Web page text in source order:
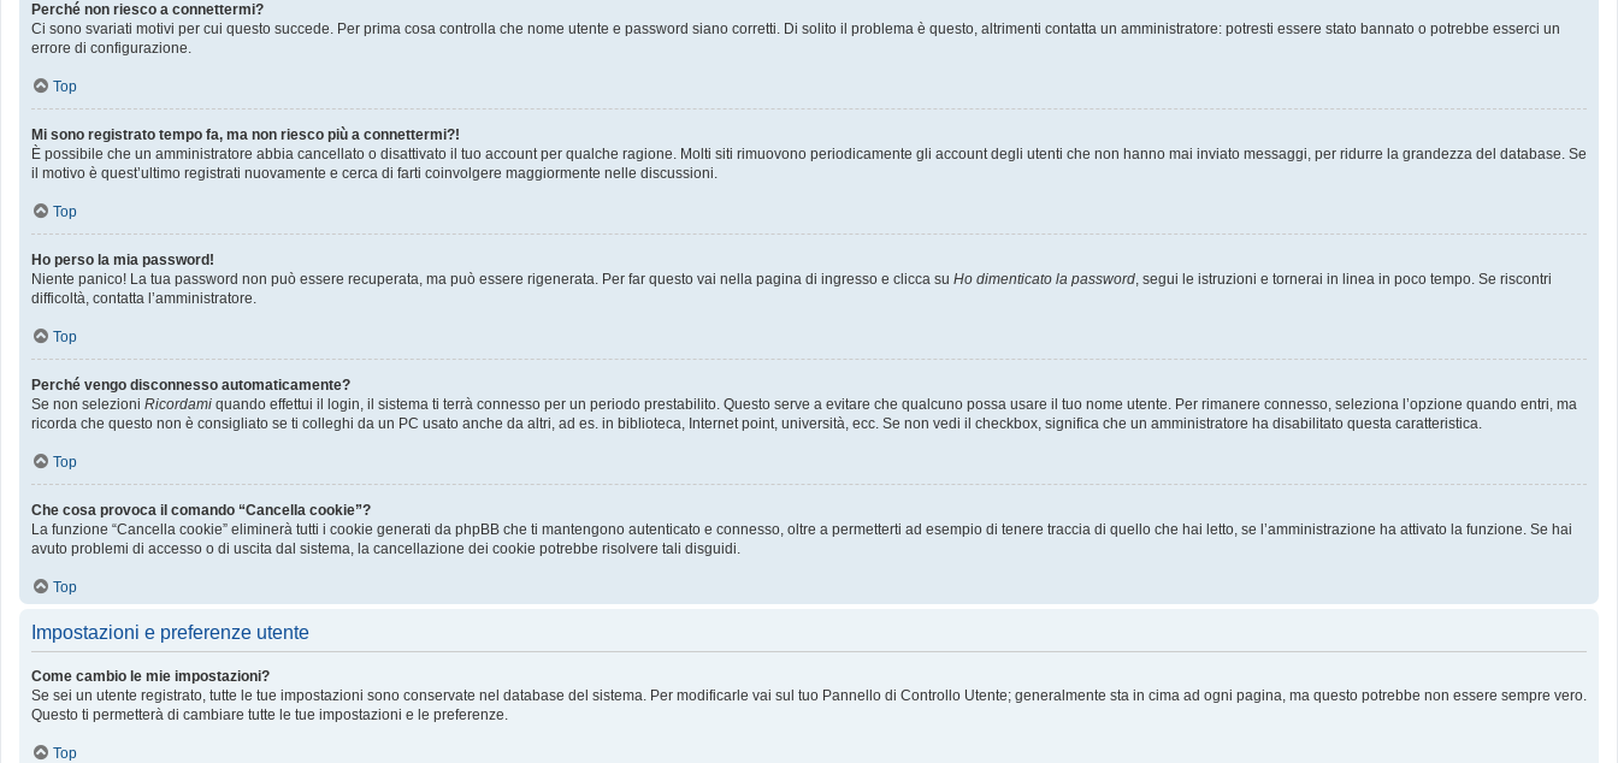
Perché non riesco a connettermi?
Ci sono svariati motivi per cui questo succede. Per prima cosa controlla che nome utente e password siano corretti. Di solito il problema è questo, altrimenti contatta un amministratore: potresti essere stato bannato o potrebbe esserci un
errore di configurazione.
Top
Mi sono registrato tempo fa, ma non riesco più a connettermi?!
È possibile che un amministratore abbia cancellato o disattivato il tuo account per qualche ragione. Molti siti rimuovono periodicamente gli account degli utenti che non hanno mai inviato messaggi, per ridurre la grandezza del database. Se
il motivo è quest’ultimo registrati nuovamente e cerca di farti coinvolgere maggiormente nelle discussioni.
Top
Ho perso la mia password!
Niente panico! La tua password non può essere recuperata, ma può essere rigenerata. Per far questo vai nella pagina di ingresso e clicca su Ho dimenticato la password, segui le istruzioni e tornerai in linea in poco tempo. Se riscontri
difficoltà, contatta l’amministratore.
Top
Perché vengo disconnesso automaticamente?
Se non selezioni Ricordami quando effettui il login, il sistema ti terrà connesso per un periodo prestabilito. Questo serve a evitare che qualcuno possa usare il tuo nome utente. Per rimanere connesso, seleziona l’opzione quando entri, ma
ricorda che questo non è consigliato se ti colleghi da un PC usato anche da altri, ad es. in biblioteca, Internet point, università, ecc. Se non vedi il checkbox, significa che un amministratore ha disabilitato questa caratteristica.
Top
Che cosa provoca il comando “Cancella cookie”?
La funzione “Cancella cookie” eliminerà tutti i cookie generati da phpBB che ti mantengono autenticato e connesso, oltre a permetterti ad esempio di tenere traccia di quello che hai letto, se l’amministrazione ha attivato la funzione. Se hai
avuto problemi di accesso o di uscita dal sistema, la cancellazione dei cookie potrebbe risolvere tali disguidi.
Top
Impostazioni e preferenze utente
Come cambio le mie impostazioni?
Se sei un utente registrato, tutte le tue impostazioni sono conservate nel database del sistema. Per modificarle vai sul tuo Pannello di Controllo Utente; generalmente sta in cima ad ogni pagina, ma questo potrebbe non essere sempre vero.
Questo ti permetterà di cambiare tutte le tue impostazioni e le preferenze.
Top